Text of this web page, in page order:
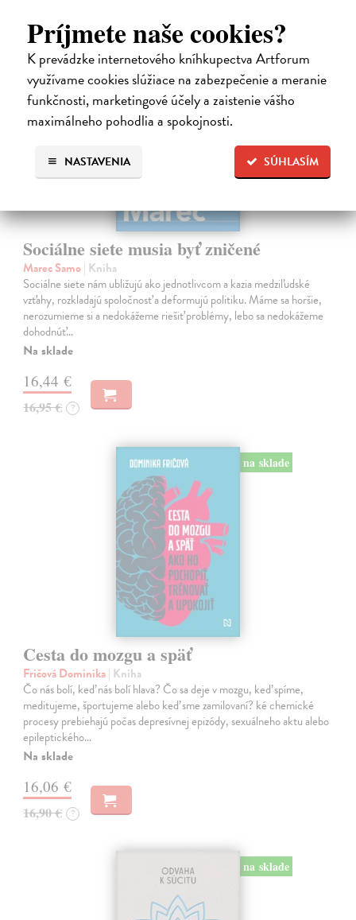
Príjmete naše cookies?
K prevádzke internetového kníhkupectva Artforum
využívame cookies slúžiace na zabezpečenie a meranie
funkčnosti, marketingové účely a zaistenie vášho
maximálneho pohodlia a spokojnosti.
SÚHLASÍM
NASTAVENIA
na sklade
Sociálne siete musia byť zničené
Marec Samo| Kniha
Sociálne siete nám ubližujú ako jednotlivcom a kazia medziľudské
vzťahy, rozkladajú spoločnosť a deformujú politiku. Máme sa horšie,
nerozumieme si a nedokážeme riešiť problémy, lebo sa nedokážeme
dohodnúť…
Na sklade
16,44 €
16,95 € ?
na sklade
Cesta do mozgu a späť
Fričová Dominika| Kniha
Čo nás bolí, keď nás bolí hlava? Čo sa deje v mozgu, keď spíme,
meditujeme, športujeme alebo keď sme zamilovaní? ké chemické
procesy prebiehajú počas depresívnej epizódy, sexuálneho aktu alebo
epileptického…
Na sklade
16,06 €
16,90 € ?
na sklade